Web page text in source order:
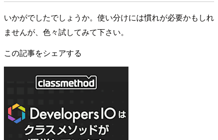
いかがでしたでしょうか。使い分けには慣れが必要かもしれ
ませんが、色々試してみて下さい。
この記事をシェアする